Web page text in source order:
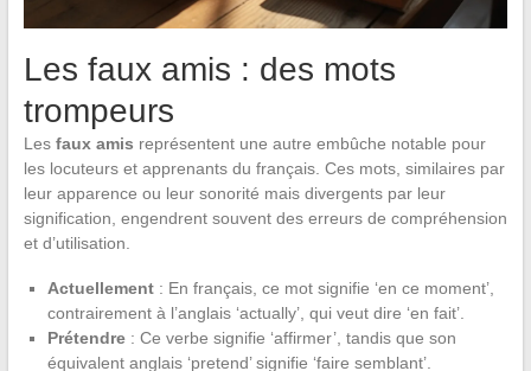
Les faux amis : des mots
trompeurs
Les faux amis représentent une autre embûche notable pour
les locuteurs et apprenants du français. Ces mots, similaires par
leur apparence ou leur sonorité mais divergents par leur
signification, engendrent souvent des erreurs de compréhension
et d’utilisation.
Actuellement: En français, ce mot signifie ‘en ce moment’,
contrairement à l’anglais ‘actually’, qui veut dire ‘en fait’.
Prétendre: Ce verbe signifie ‘affirmer’, tandis que son
équivalent anglais ‘pretend’ signifie ‘faire semblant’.